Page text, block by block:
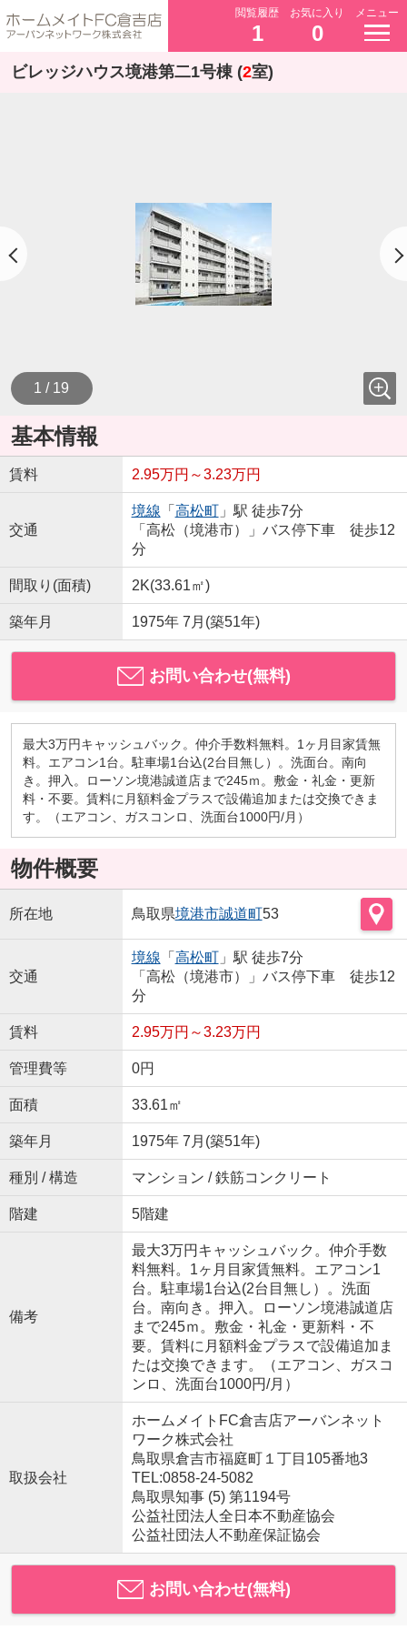
閲覧履歴
1
お気に入り
0
メニュー
ビレッジハウス境港第二1号棟 (2室)
1 / 19
基本情報
賃料 2.95万円～3.23万円
交通
境線 「 高松町」駅 徒歩7分
「高松（境港市）」バス停下車 徒歩12
分
間取り(面積) 2K(33.61㎡)
築年月 1975年 7月(築51年)
お問い合わせ(無料)
最大3万円キャッシュバック。仲介手数料無料。1ヶ月目家賃無
料。エアコン1台。駐車場1台込(2台目無し）。洗面台。南向
き。押入。ローソン境港誠道店まで245ｍ。敷金・礼金・更新
料・不要。賃料に月額料金プラスで設備追加または交換できま
す。（エアコン、ガスコンロ、洗面台1000円/月）
物件概要
所在地 鳥取県境港市誠道町53
交通
境線 「 高松町」駅 徒歩7分
「高松（境港市）」バス停下車 徒歩12
分
賃料 2.95万円～3.23万円
管理費等 0円
面積 33.61㎡
築年月 1975年 7月(築51年)
種別 / 構造 マンション / 鉄筋コンクリート
階建 5階建
備考
最大3万円キャッシュバック。仲介手数
料無料。1ヶ月目家賃無料。エアコン1
台。駐車場1台込(2台目無し）。洗面
台。南向き。押入。ローソン境港誠道店
まで245ｍ。敷金・礼金・更新料・不
要。賃料に月額料金プラスで設備追加ま
たは交換できます。（エアコン、ガスコ
ンロ、洗面台1000円/月）
取扱会社
ホームメイトFC倉吉店アーバンネット
ワーク株式会社
鳥取県倉吉市福庭町１丁目105番地3
TEL:0858-24-5082
鳥取県知事 (5) 第1194号
公益社団法人全日本不動産協会
公益社団法人不動産保証協会
お問い合わせ(無料)